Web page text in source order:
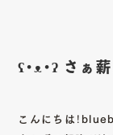
ʕ•ᴥ•ʔ さぁ
こんにちは！